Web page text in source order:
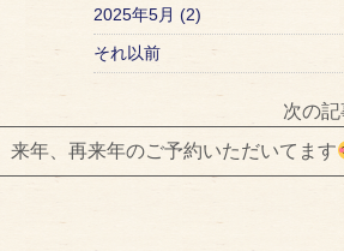
2025年5月 (2)
それ以前
次の
来年、再来年のご予約いただいてます